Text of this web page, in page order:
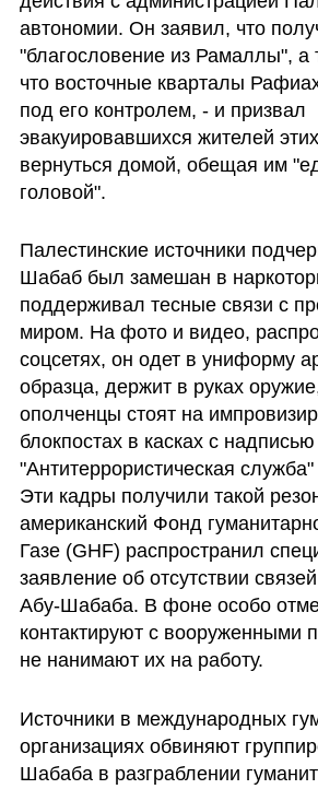
автономии. Он заявил, что
"благословение из Рамаллы", а
что восточные кварталы
под его контролем, - и призвал
эвакуировавшихся жителей
вернуться домой, обещая им
головой".
Палестинские источники
Шабаб был замешан в
поддерживал тесные связи с
миром. На фото и видео,
соцсетях, он одет в униформу
образца, держит в руках
ополченцы стоят на
блокпостах в касках с надписью
"Антитеррористическая
Эти кадры получили такой
американский Фонд
Газе (GHF) распространил
заявление об отсутствии
Абу-Шабаба. В фоне особо
контактируют с вооруженными
не нанимают их на работу.
Источники в международных
организациях обвиняют
Шабаба в разграблении